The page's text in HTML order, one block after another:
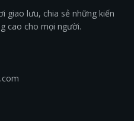
giao lưu, chia sẻ những kiến
cao cho mọi người.